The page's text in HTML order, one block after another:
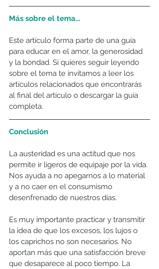
Más sobre el tema...
Este artículo forma parte de una guía
para educar en el amor, la generosidad
y la bondad. Si quieres seguir leyendo
sobre el tema te invitamos a leer los
artículos relacionados que encontrarás
al final del artículo o descargar la guía
completa.
Conclusión
La austeridad es una actitud que nos
permite ir ligeros de equipaje por la vida.
Nos ayuda a no apegarnos a lo material
y a no caer en el consumismo
desenfrenado de nuestros días.
Es muy importante practicar y transmitir
la idea de que los excesos, los lujos o
los caprichos no son necesarios. No
aportan más que una satisfacción breve
que desaparece al poco tiempo. La